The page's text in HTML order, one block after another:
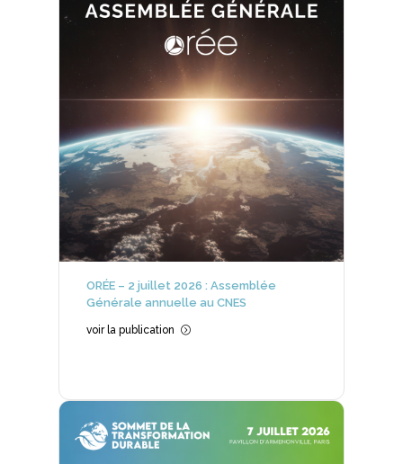
ORÉE – 2 juillet 2026 : Assemblée
Générale annuelle au CNES
voir la publication =